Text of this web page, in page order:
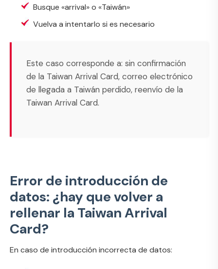
Busque «arrival» o «Taiwán»
Vuelva a intentarlo si es necesario
Este caso corresponde a: sin confirmación
de la Taiwan Arrival Card, correo electrónico
de llegada a Taiwán perdido, reenvío de la
Taiwan Arrival Card.
Error de introducción de
datos: ¿hay que volver a
rellenar la Taiwan Arrival
Card?
En caso de introducción incorrecta de datos: